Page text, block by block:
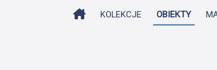
STRONA DOMOWA
KOLEKCJE OBIEKTY